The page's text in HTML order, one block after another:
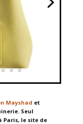
Mayshad et
Seul
Paris, le site de